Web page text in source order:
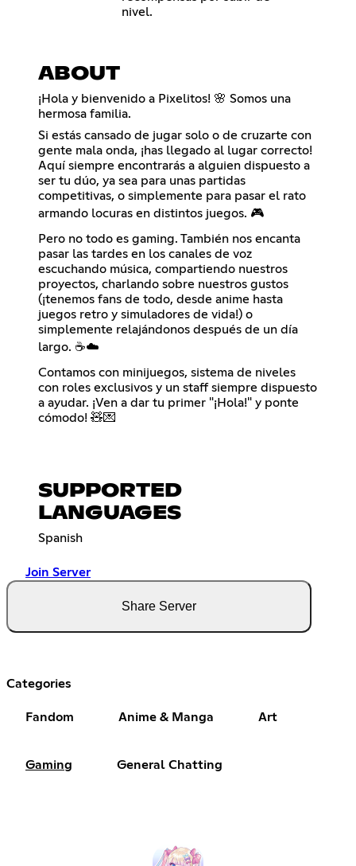
nivel.
ABOUT
¡Hola y bienvenido a Pixelitos! 🌸 Somos una
hermosa familia.
Si estás cansado de jugar solo o de cruzarte con
gente mala onda, ¡has llegado al lugar correcto!
Aquí siempre encontrarás a alguien dispuesto a
ser tu dúo, ya sea para unas partidas
competitivas, o simplemente para pasar el rato
armando locuras en distintos juegos. 🎮
Pero no todo es gaming. También nos encanta
pasar las tardes en los canales de voz
escuchando música, compartiendo nuestros
proyectos, charlando sobre nuestros gustos
(¡tenemos fans de todo, desde anime hasta
juegos retro y simuladores de vida!) o
simplemente relajándonos después de un día
largo. ☕☁️
Contamos con minijuegos, sistema de niveles
con roles exclusivos y un staff siempre dispuesto
a ayudar. ¡Ven a dar tu primer "¡Hola!" y ponte
cómodo! 🧸💌
SUPPORTED
LANGUAGES
Spanish
Join Server
Share Server
Categories
Fandom Anime & Manga Art
Gaming General Chatting